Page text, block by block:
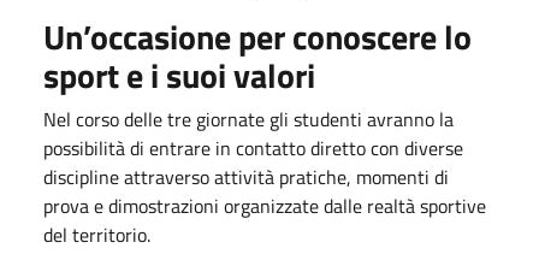
Un’occasione per conoscere lo
sport e i suoi valori
Nel corso delle tre giornate gli studenti avranno la
possibilità di entrare in contatto diretto con diverse
discipline attraverso attività pratiche, momenti di
prova e dimostrazioni organizzate dalle realtà sportive
del territorio.